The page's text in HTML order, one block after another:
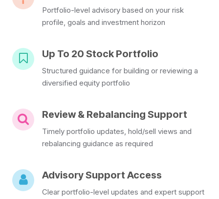
Portfolio-level advisory based on your risk
profile, goals and investment horizon
Up To 20 Stock Portfolio
Structured guidance for building or reviewing a
diversified equity portfolio
Review & Rebalancing Support
Timely portfolio updates, hold/sell views and
rebalancing guidance as required
Advisory Support Access
Clear portfolio-level updates and expert support